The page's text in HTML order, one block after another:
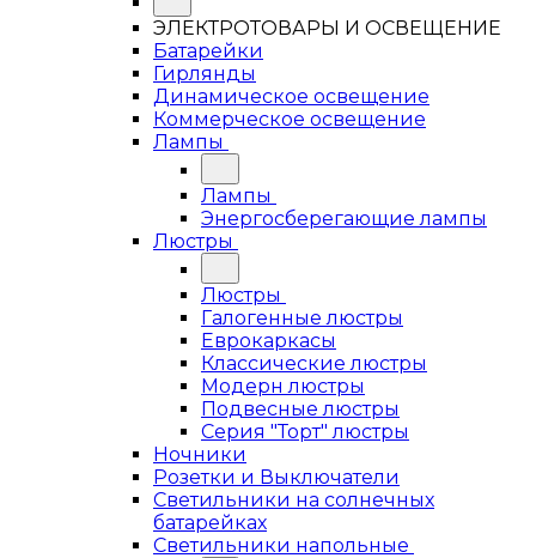
ЭЛЕКТРОТОВАРЫ И ОСВЕЩЕНИЕ
Батарейки
Гирлянды
Динамическое освещение
Коммерческое освещение
Лампы
Лампы
Энергосберегающие лампы
Люстры
Люстры
Галогенные люстры
Еврокаркасы
Классические люстры
Модерн люстры
Подвесные люстры
Серия "Торт" люстры
Ночники
Розетки и Выключатели
Светильники на солнечных
батарейках
Светильники напольные